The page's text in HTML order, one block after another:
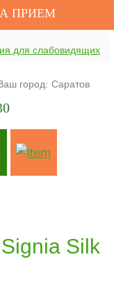
Silk
ПРИЕМ
город: Саратов
для слабовидящих